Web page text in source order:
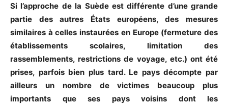
Si l’approche de la Suède est différente d’une grande
partie des autres États européens, des mesures
similaires à celles instaurées en Europe (fermeture des
établissements scolaires, limitation des
rassemblements, restrictions de voyage, etc.) ont été
prises, parfois bien plus tard. Le pays décompte par
ailleurs un nombre de victimes beaucoup plus
importants que ses pays voisins dont les